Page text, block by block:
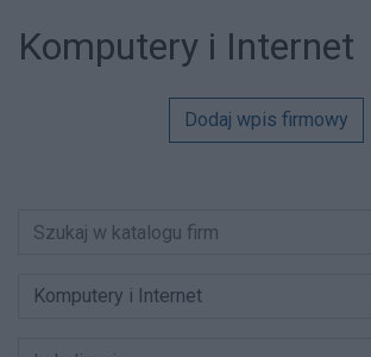
Komputery i Internet
Dodaj wpis firmowy
Komputery i Internet